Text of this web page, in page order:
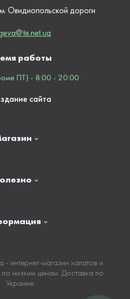
Овидиопольской дороги
Оплата
работы
ПТ) - 8:00 - 20:00
сайта
интернет-магазин халатов и
по низким ценам. Доставка по
Украине.